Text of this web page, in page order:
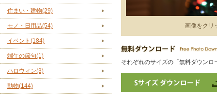
住まい・建物(29)
モノ・日用品(54)
イベント(184)
端午の節句(1)
ハロウィン(3)
動物(144)
画像をクリ
それぞれのサイズの「無料ダウン